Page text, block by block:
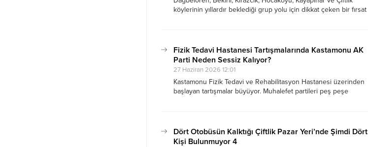
köylerinin yıllardır beklediği grup yolu için dikkat çeken bir fırsat
Fizik Tedavi Hastanesi Tartışmalarında Kastamonu AK
Parti Neden Sessiz Kalıyor?
27 Haziran 2026 12:01
Kastamonu Fizik Tedavi ve Rehabilitasyon Hastanesi üzerinden
başlayan tartışmalar büyüyor. Muhalefet partileri peş peşe
Dört Otobüsün Kalktığı Çiftlik Pazar Yeri’nde Şimdi Dört
Kişi Bulunmuyor 4